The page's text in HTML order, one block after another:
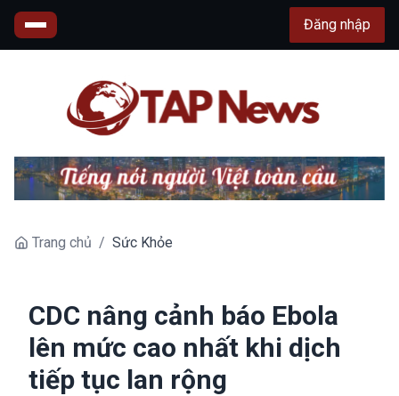
Đăng nhập
Trang chủ / Sức Khỏe
CDC nâng cảnh báo Ebola
lên mức cao nhất khi dịch
tiếp tục lan rộng